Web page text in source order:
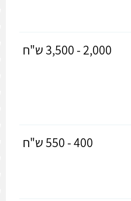
2,000 - 3,500 ש"ח
400 - 550 ש"ח